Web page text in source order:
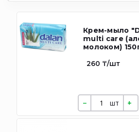
Крем-мыло
multi care
молоком)
260 ₸/шт
шт